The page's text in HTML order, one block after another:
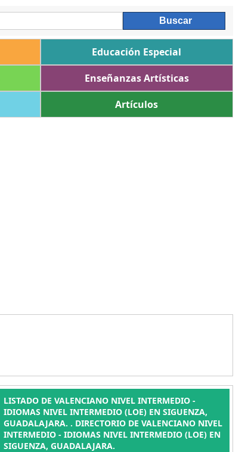
Educación Especial
Enseñanzas Artísticas
Artículos
LISTADO DE VALENCIANO NIVEL INTERMEDIO -
IDIOMAS NIVEL INTERMEDIO (LOE) EN SIGUENZA,
GUADALAJARA. . DIRECTORIO DE VALENCIANO NIVEL
INTERMEDIO - IDIOMAS NIVEL INTERMEDIO (LOE) EN
SIGUENZA, GUADALAJARA.